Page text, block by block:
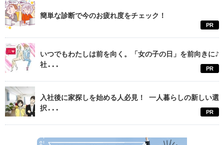
簡単な診断で今のお疲れ度をチェック！
PR
いつでもわたしは前を向く。「女の子の日」を前向きに♪
社...
PR
入社後に家探しを始める人必見！ 一人暮らしの新しい選
択...
PR